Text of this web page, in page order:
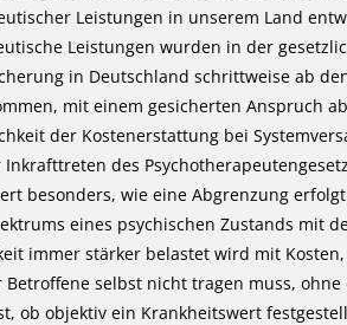
Leistungen in unserem Land
Leistungen wurden in der
in Deutschland schrittweise ab
mit einem gesicherten Anspruch
der Kostenerstattung bei
Inkrafttreten des
besonders, wie eine Abgrenzung
eines psychischen Zustands mit
immer stärker belastet wird mit
Betroffene selbst nicht tragen muss,
ob objektiv ein Krankheitswert